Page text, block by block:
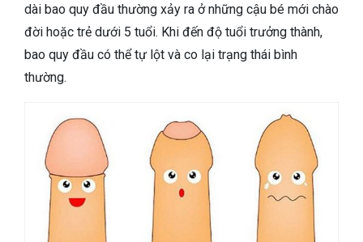
dài bao quy đầu thường xảy ra ở những cậu bé mới chào
đời hoặc trẻ dưới 5 tuổi. Khi đến độ tuổi trưởng thành,
bao quy đầu có thể tự lột và co lại trạng thái bình
thường.